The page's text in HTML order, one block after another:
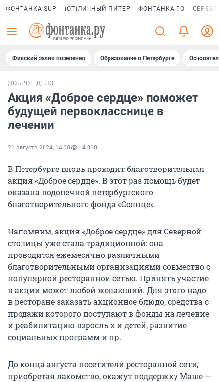
ФОНТАНКА SUP (ОТ)ЛИЧНЫЙ ПИТЕР ФОНТАНКА ГО
Финский залив позеленел Образование в Петербурге
ДОБРОЕ ДЕЛО
Акция «Доброе сердце» поможет
будущей первокласснице в
лечении
21 августа 2024, 14:20 4 010
В Петербурге вновь проходит благотворительная
акция «Доброе сердце». В этот раз помощь будет
оказана подопечной петербургского
благотворительного фонда «Солнце».
Напомним, акция «Доброе сердце» для Северной
столицы уже стала традиционной: она
проводится ежемесячно различными
благотворительными организациями совместно с
популярной ресторанной сетью. Принять участие
в акции может любой желающий. Для этого надо
в ресторане заказать акционное блюдо, средства с
продажи которого поступают в фонды на лечение
и реабилитацию взрослых и детей, развитие
социальных программ и пр.
До конца августа посетители ресторанной сети,
приобретая лакомство, окажут поддержку Маше —